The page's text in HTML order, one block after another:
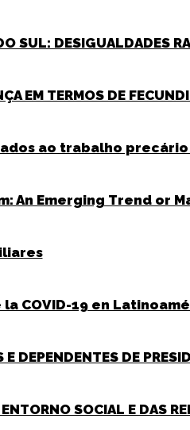
SUL: DESIGUALDADES
EM TERMOS DE
ao trabalho
An Emerging Trend or
COVID-19 en
DEPENDENTES DE
SOCIAL E DAS